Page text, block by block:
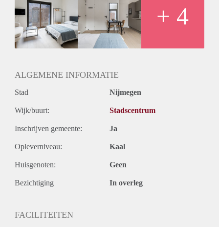
+ 4
ALGEMENE INFORMATIE
Stad Nijmegen
Wijk/buurt: Stadscentrum
Inschrijven gemeente: Ja
Opleverniveau: Kaal
Huisgenoten: Geen
Bezichtiging In overleg
FACILITEITEN